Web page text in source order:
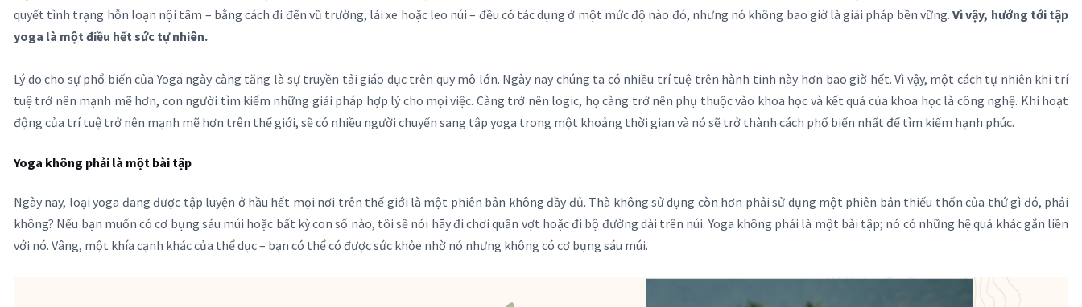
quyết tình trạng hỗn loạn nội tâm – bằng cách đi đến vũ trường, lái xe hoặc leo núi – đều có tác dụng ở một mức độ nào đó, nhưng nó không bao giờ là giải pháp bền vững.Vì vậy, hướng tới tập
yoga là một điều hết sức tự nhiên.
Lý do cho sự phổ biến của Yoga ngày càng tăng là sự truyền tải giáo dục trên quy mô lớn. Ngày nay chúng ta có nhiều trí tuệ trên hành tinh này hơn bao giờ hết. Vì vậy, một cách tự nhiên khi trí
tuệ trở nên mạnh mẽ hơn, con người tìm kiếm những giải pháp hợp lý cho mọi việc. Càng trở nên logic, họ càng trở nên phụ thuộc vào khoa học và kết quả của khoa học là công nghệ. Khi hoạt
động của trí tuệ trở nên mạnh mẽ hơn trên thế giới, sẽ có nhiều người chuyển sang tập yoga trong một khoảng thời gian và nó sẽ trở thành cách phổ biến nhất để tìm kiếm hạnh phúc.
Yoga không phải là một bài tập
Ngày nay, loại yoga đang được tập luyện ở hầu hết mọi nơi trên thế giới là một phiên bản không đầy đủ. Thà không sử dụng còn hơn phải sử dụng một phiên bản thiếu thốn của thứ gì đó, phải
không? Nếu bạn muốn có cơ bụng sáu múi hoặc bất kỳ con số nào, tôi sẽ nói hãy đi chơi quần vợt hoặc đi bộ đường dài trên núi. Yoga không phải là một bài tập; nó có những hệ quả khác gắn liền
với nó. Vâng, một khía cạnh khác của thể dục – bạn có thể có được sức khỏe nhờ nó nhưng không có cơ bụng sáu múi.